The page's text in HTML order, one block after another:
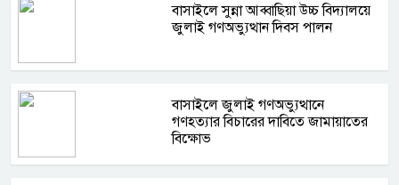
বাসাইলে সুন্না আব্বাছিয়া উচ্চ বিদ্যালয়ে
জুলাই গণঅভ্যুত্থান দিবস পালন
বাসাইলে জুলাই গণঅভ্যুত্থানে
গণহত্যার বিচারের দাবিতে জামায়াতের
বিক্ষোভ